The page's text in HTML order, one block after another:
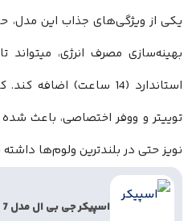
استاندارد (14 ساعت)
توییتر و ووفر اختصاصی، باعث
نویز حتی در بلندترین ولوم‌ها
اسپیکر جی بی ال مدل Flip 7